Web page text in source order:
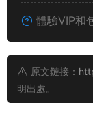
體驗VIP和
原文鏈接：
明出處。